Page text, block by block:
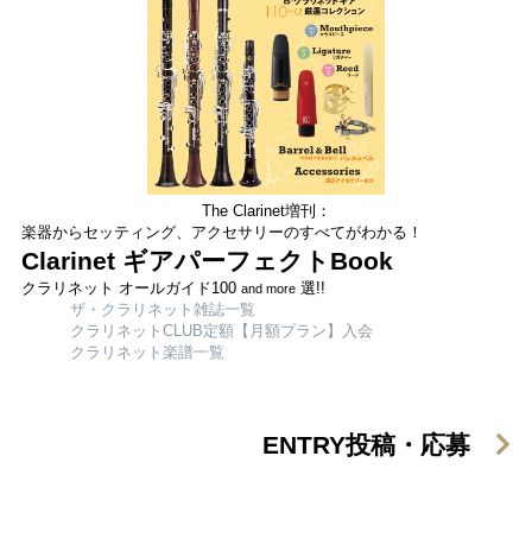
The Clarinet増刊：
楽器からセッティング、アクセサリーのすべてがわかる！
Clarinet ギアパーフェクトBook
クラリネット オールガイド100 and more選!!
ザ・クラリネット雑誌一覧
クラリネットCLUB定額【月額プラン】入会
クラリネット楽譜一覧
ENTRY投稿・応募